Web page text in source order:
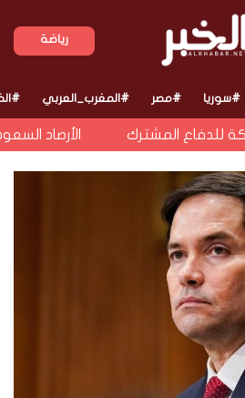
رياضة
#سوريا #مصر #المغرب_العربي
للدفاع المشترك الأرصاد